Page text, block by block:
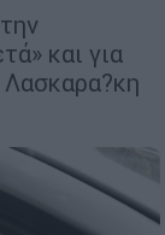
και για